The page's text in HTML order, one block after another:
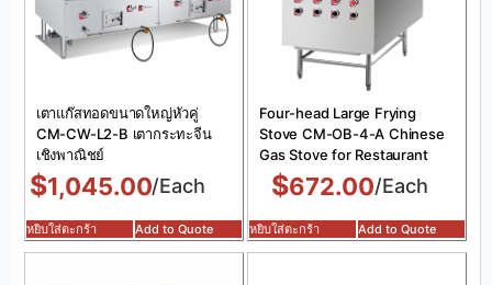
เตาแก๊สทอดขนาดใหญ่หัวคู่
CM-CW-L2-B เตากระทะจีน
เชิงพาณิชย์
$1,045.00/Each
หยิบใส่ตะกร้า Add to Quote
Four-head Large Frying
Stove CM-OB-4-A Chinese
Gas Stove for Restaurant
$672.00/Each
หยิบใส่ตะกร้า Add to Quote